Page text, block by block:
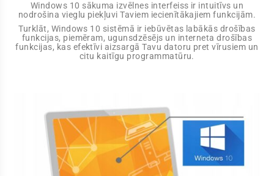
Windows 10 sākuma izvēlnes interfeiss ir intuitīvs un
nodrošina vieglu piekļuvi Taviem iecienītākajiem funkcijām.
Turklāt, Windows 10 sistēmā ir iebūvētas labākās drošības
funkcijas, piemēram, ugunsdzēsējs un interneta drošības
funkcijas, kas efektīvi aizsargā Tavu datoru pret vīrusiem un
citu kaitīgu programmatūru.